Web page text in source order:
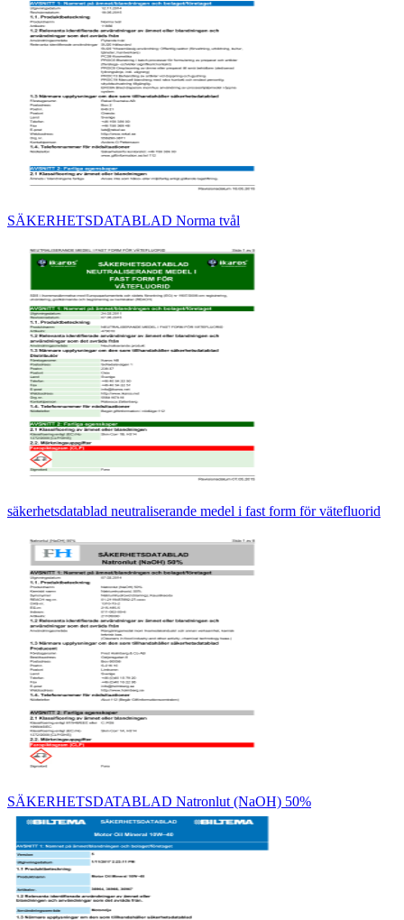
SÄKERHETSDATABLAD Norma tvål
säkerhetsdatablad neutraliserande medel i fast form för vätefluorid
SÄKERHETSDATABLAD Natronlut (NaOH) 50%